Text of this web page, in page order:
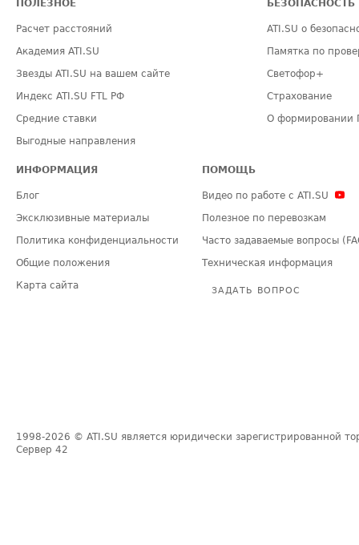
ПОЛЕЗНОЕ
Расчет расстояний
Академия ATI.SU
Звезды ATI.SU на вашем сайте
Индекс ATI.SU FTL РФ
Средние ставки
Выгодные направления
БЕЗОПАСНОСТЬ
ATI.SU о
Памятка по
Светофор+
Страхование
О формировании
ИНФОРМАЦИЯ
Блог
Эксклюзивные материалы
Политика конфиденциальности
Общие положения
Карта сайта
ПОМОЩЬ
Видео по работе с ATI.SU
Полезное по перевозкам
Часто задаваемые вопросы
Техническая информация
ЗАДАТЬ ВОПРОС
1998-2026 © ATI.SU является юридически зарегистрированной
Сервер 42